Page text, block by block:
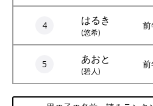
4 はるき
(悠希)
5 あおと
(碧人)